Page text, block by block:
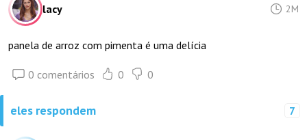
lacy 2M
panela de arroz com pimenta é uma delícia
0 comentários 0 0
eles respondem 7